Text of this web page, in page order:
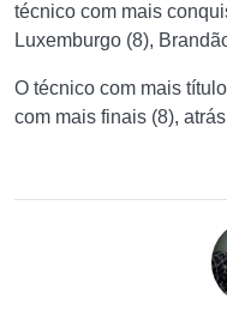
técnico com mais
Luxemburgo (8),
O técnico com mais
com mais finais (8),